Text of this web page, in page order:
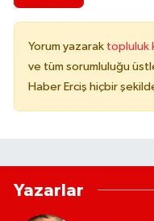
Yorum yazarak topluluk
ve tüm sorumluluğu
Haber Erciş hiçbir
Yazarlar